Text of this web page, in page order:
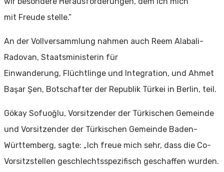
mit Freude stelle.”
An der Vollversammlung nahmen auch Reem Alabali-
Radovan, Staatsministerin für
Einwanderung, Flüchtlinge und Integration, und Ahmet
Başar Şen, Botschafter der Republik Türkei in Berlin, teil.
Gökay Sofuoğlu, Vorsitzender der Türkischen Gemeinde
und Vorsitzender der Türkischen Gemeinde Baden-
Württemberg, sagte: „Ich freue mich sehr, dass die Co-
Vorsitzstellen geschlechtsspezifisch geschaffen wurden.